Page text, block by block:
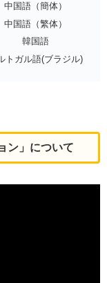
中国語（簡体）
中国語（繁体）
韓国語
トガル語(ブラジル)
ン」について